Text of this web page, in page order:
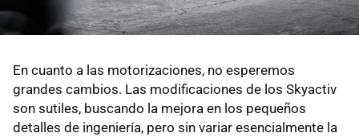
En cuanto a las motorizaciones, no esperemos
grandes cambios. Las modificaciones de los Skyactiv
son sutiles, buscando la mejora en los pequeños
detalles de ingeniería, pero sin variar esencialmente la